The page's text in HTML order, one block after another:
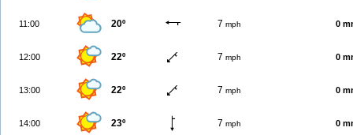
11:00 20º 7 mph 0
12:00 22º 7 mph 0
13:00 22º 7 mph 0
14:00 23º 7 mph 0